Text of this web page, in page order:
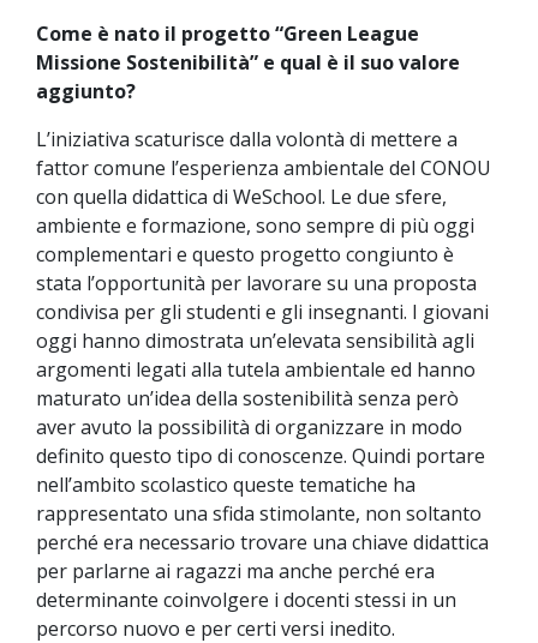
Come è nato il progetto “Green League
Missione Sostenibilità” e qual è il suo valore
aggiunto?
L’iniziativa scaturisce dalla volontà di mettere a
fattor comune l’esperienza ambientale del CONOU
con quella didattica di WeSchool. Le due sfere,
ambiente e formazione, sono sempre di più oggi
complementari e questo progetto congiunto è
stata l’opportunità per lavorare su una proposta
condivisa per gli studenti e gli insegnanti. I giovani
oggi hanno dimostrata un’elevata sensibilità agli
argomenti legati alla tutela ambientale ed hanno
maturato un’idea della sostenibilità senza però
aver avuto la possibilità di organizzare in modo
definito questo tipo di conoscenze. Quindi portare
nell’ambito scolastico queste tematiche ha
rappresentato una sfida stimolante, non soltanto
perché era necessario trovare una chiave didattica
per parlarne ai ragazzi ma anche perché era
determinante coinvolgere i docenti stessi in un
percorso nuovo e per certi versi inedito.